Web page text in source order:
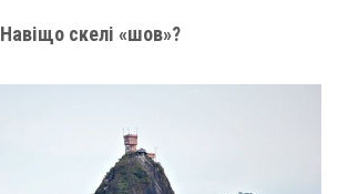
Навіщо скелі «шов»?